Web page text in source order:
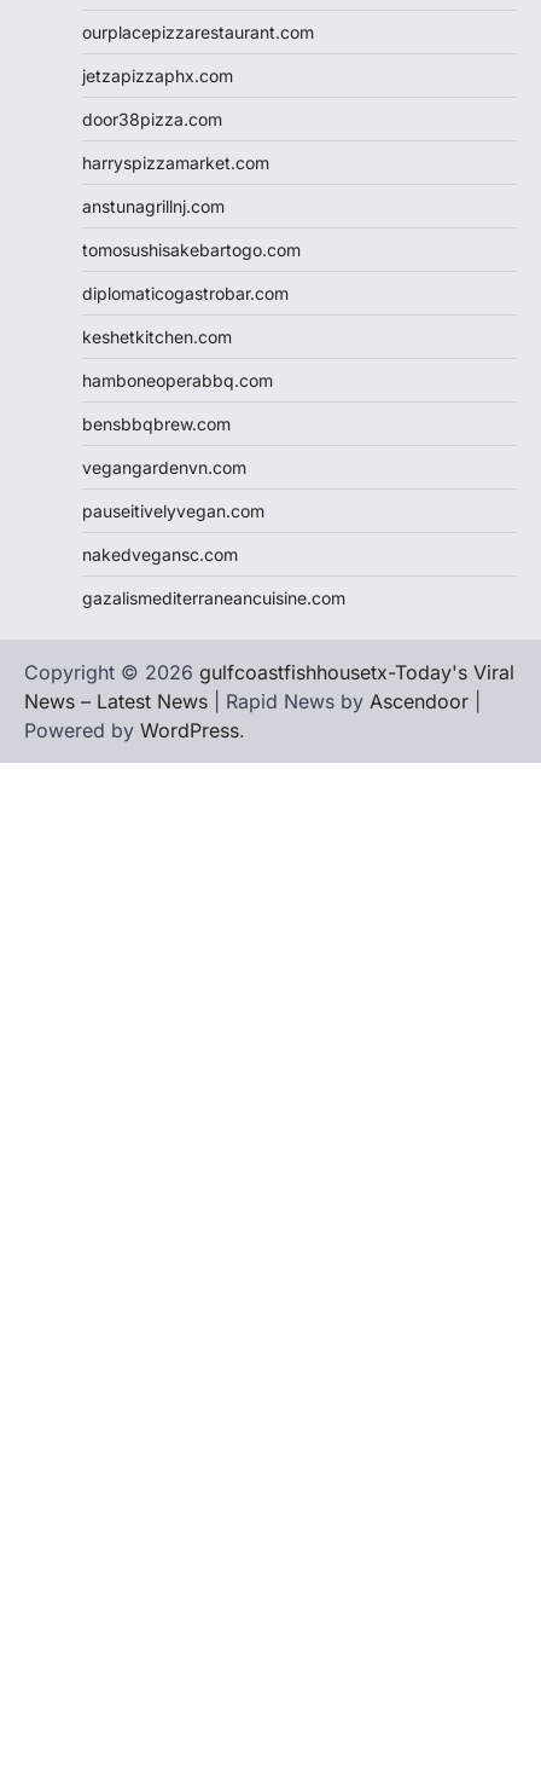
ourplacepizzarestaurant.com
jetzapizzaphx.com
door38pizza.com
harryspizzamarket.com
anstunagrillnj.com
tomosushisakebartogo.com
diplomaticogastrobar.com
keshetkitchen.com
hamboneoperabbq.com
bensbbqbrew.com
vegangardenvn.com
pauseitivelyvegan.com
nakedvegansc.com
gazalismediterraneancuisine.com
Copyright © 2026 gulfcoastfishhousetx-Today's Viral
News – Latest News | Rapid News by Ascendoor
Powered by WordPress.